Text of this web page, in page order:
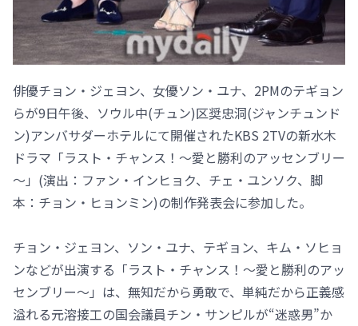
俳優チョン・ジェヨン、女優ソン・ユナ、2PMのテギョン
らが9日午後、ソウル中(チュン)区奨忠洞(ジャンチュンド
ン)アンバサダーホテルにて開催されたKBS 2TVの新水木
ドラマ「ラスト・チャンス！～愛と勝利のアッセンブリー
～」(演出：ファン・インヒョク、チェ・ユンソク、脚
本：チョン・ヒョンミン)の制作発表会に参加した。
チョン・ジェヨン、ソン・ユナ、テギョン、キム・ソヒョ
ンなどが出演する「ラスト・チャンス！～愛と勝利のアッ
センブリー～」は、無知だから勇敢で、単純だから正義感
溢れる元溶接工の国会議員チン・サンピルが“迷惑男”か